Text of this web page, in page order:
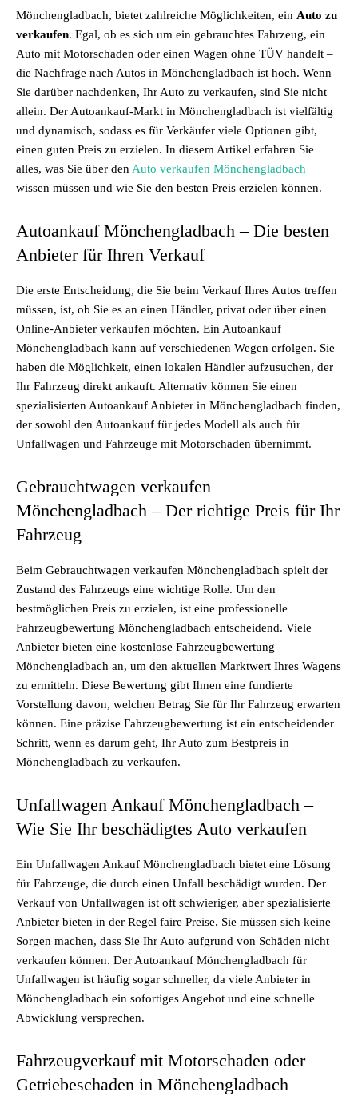
Mönchengladbach, bietet zahlreiche Möglichkeiten, ein Auto zu
verkaufen. Egal, ob es sich um ein gebrauchtes Fahrzeug, ein
Auto mit Motorschaden oder einen Wagen ohne TÜV handelt –
die Nachfrage nach Autos in Mönchengladbach ist hoch. Wenn
Sie darüber nachdenken, Ihr Auto zu verkaufen, sind Sie nicht
allein. Der Autoankauf-Markt in Mönchengladbach ist vielfältig
und dynamisch, sodass es für Verkäufer viele Optionen gibt,
einen guten Preis zu erzielen. In diesem Artikel erfahren Sie
alles, was Sie über den Auto verkaufen Mönchengladbach
wissen müssen und wie Sie den besten Preis erzielen können.
Autoankauf Mönchengladbach – Die besten
Anbieter für Ihren Verkauf
Die erste Entscheidung, die Sie beim Verkauf Ihres Autos treffen
müssen, ist, ob Sie es an einen Händler, privat oder über einen
Online-Anbieter verkaufen möchten. Ein Autoankauf
Mönchengladbach kann auf verschiedenen Wegen erfolgen. Sie
haben die Möglichkeit, einen lokalen Händler aufzusuchen, der
Ihr Fahrzeug direkt ankauft. Alternativ können Sie einen
spezialisierten Autoankauf Anbieter in Mönchengladbach finden,
der sowohl den Autoankauf für jedes Modell als auch für
Unfallwagen und Fahrzeuge mit Motorschaden übernimmt.
Gebrauchtwagen verkaufen
Mönchengladbach – Der richtige Preis für Ihr
Fahrzeug
Beim Gebrauchtwagen verkaufen Mönchengladbach spielt der
Zustand des Fahrzeugs eine wichtige Rolle. Um den
bestmöglichen Preis zu erzielen, ist eine professionelle
Fahrzeugbewertung Mönchengladbach entscheidend. Viele
Anbieter bieten eine kostenlose Fahrzeugbewertung
Mönchengladbach an, um den aktuellen Marktwert Ihres Wagens
zu ermitteln. Diese Bewertung gibt Ihnen eine fundierte
Vorstellung davon, welchen Betrag Sie für Ihr Fahrzeug erwarten
können. Eine präzise Fahrzeugbewertung ist ein entscheidender
Schritt, wenn es darum geht, Ihr Auto zum Bestpreis in
Mönchengladbach zu verkaufen.
Unfallwagen Ankauf Mönchengladbach –
Wie Sie Ihr beschädigtes Auto verkaufen
Ein Unfallwagen Ankauf Mönchengladbach bietet eine Lösung
für Fahrzeuge, die durch einen Unfall beschädigt wurden. Der
Verkauf von Unfallwagen ist oft schwieriger, aber spezialisierte
Anbieter bieten in der Regel faire Preise. Sie müssen sich keine
Sorgen machen, dass Sie Ihr Auto aufgrund von Schäden nicht
verkaufen können. Der Autoankauf Mönchengladbach für
Unfallwagen ist häufig sogar schneller, da viele Anbieter in
Mönchengladbach ein sofortiges Angebot und eine schnelle
Abwicklung versprechen.
Fahrzeugverkauf mit Motorschaden oder
Getriebeschaden in Mönchengladbach